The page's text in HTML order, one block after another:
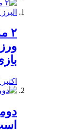
اکتبر 12, 2023